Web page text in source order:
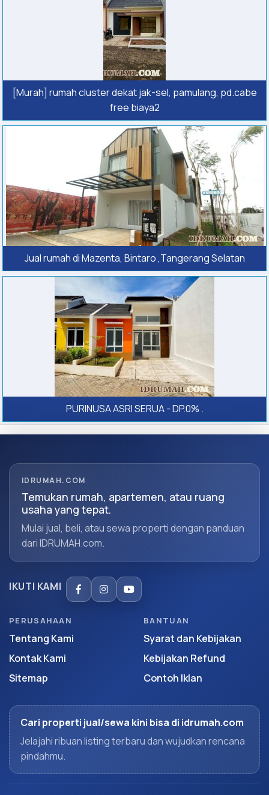
[Murah] rumah cluster dekat jak-sel, pamulang, pd.cabe
free biaya2
Jual rumah di Mazenta, Bintaro ,Tangerang Selatan
PURINUSA ASRI SERUA - DP.0% .
IDRUMAH.COM
Temukan rumah, apartemen, atau ruang
usaha yang tepat.
Mulai jual, beli, atau sewa properti dengan panduan
dari IDRUMAH.com.
IKUTI KAMI
PERUSAHAAN
Tentang Kami
Kontak Kami
Sitemap
BANTUAN
Syarat dan Kebijakan
Kebijakan Refund
Contoh Iklan
Cari properti jual/sewa kini bisa di idrumah.com
Jelajahi ribuan listing terbaru dan wujudkan rencana
pindahmu.